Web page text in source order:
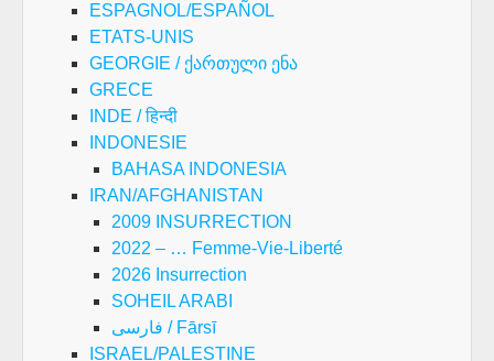
ESPAGNOL/ESPAÑOL
ETATS-UNIS
GEORGIE / ქართული ენა
GRECE
INDE / हिन्दी
INDONESIE
BAHASA INDONESIA
IRAN/AFGHANISTAN
2009 INSURRECTION
2022 – … Femme-Vie-Liberté
2026 Insurrection
SOHEIL ARABI
فارسی / Fārsī
ISRAEL/PALESTINE